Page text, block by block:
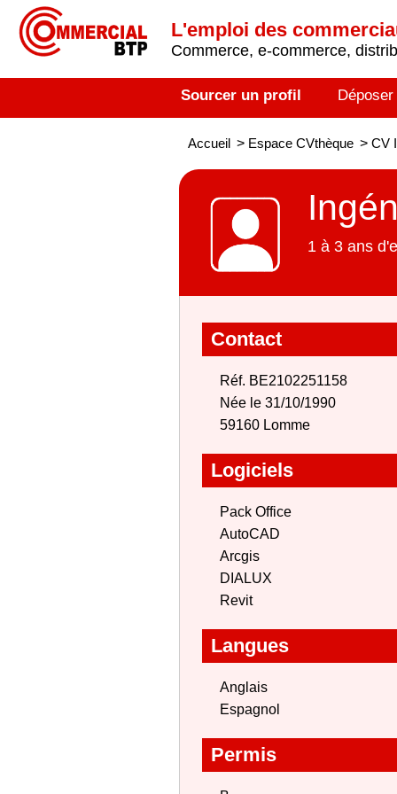
L'emploi des
Commerce, e-commerce,
Sourcer un profil
Accueil > Espace CVthèque > CV
1 à 3 ans
Contact
Réf. BE2102251158
Née le 31/10/1990
59160 Lomme
Logiciels
Pack Office
AutoCAD
Arcgis
DIALUX
Revit
Langues
Anglais
Espagnol
Permis